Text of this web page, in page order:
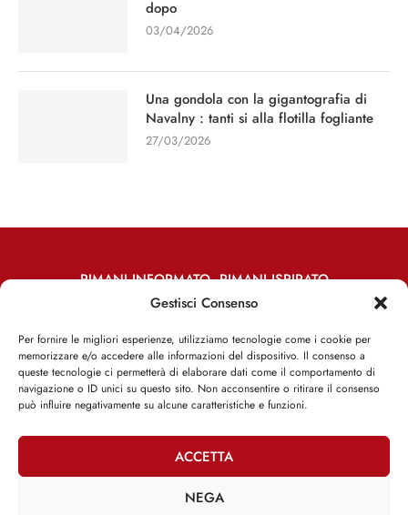
Gestisci Consenso
Per fornire le migliori esperienze, utilizziamo tecnologie come i cookie per
memorizzare e/o accedere alle informazioni del dispositivo. Il consenso a
queste tecnologie ci permetterà di elaborare dati come il comportamento di
navigazione o ID unici su questo sito. Non acconsentire o ritirare il consenso
può influire negativamente su alcune caratteristiche e funzioni.
ACCETTA
NEGA
dopo
03/04/2026
Una gondola con la gigantografia di
Navalny : tanti si alla flotilla fogliante
27/03/2026
RIMANI INFORMATO, RIMANI ISPIRATO
Iscriviti alla Newsletter
ISCRIVITI ADESSO
Facebook Twitter Email